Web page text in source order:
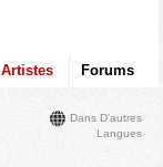
Artistes Forums
Dans D'autres
Langues